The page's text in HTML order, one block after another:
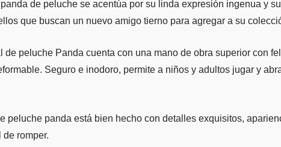
de peluche se acentúa por su linda expresión ingenua y
que buscan un nuevo amigo tierno para agregar a su
de peluche Panda cuenta con una mano de obra superior con
Seguro e inodoro, permite a niños y adultos jugar y
peluche panda está bien hecho con detalles exquisitos,
romper.